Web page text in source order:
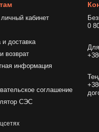
кабинет
доставка
возврат
информация
соглашение
СЭС
0
Для